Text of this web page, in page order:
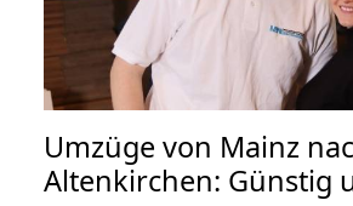
Umzüge von Mainz
Altenkirchen: Günstig